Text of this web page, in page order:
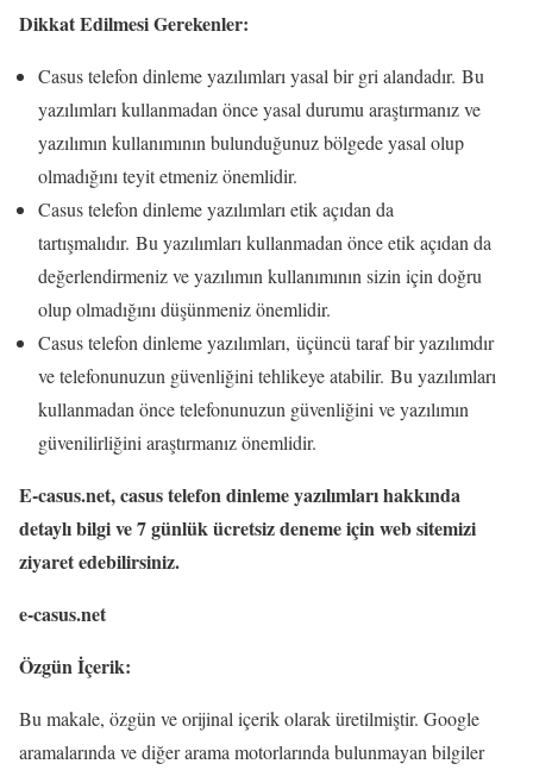
Dikkat Edilmesi Gerekenler:
Casus telefon dinleme yazılımları yasal bir gri alandadır. Bu
yazılımları kullanmadan önce yasal durumu araştırmanız ve
yazılımın kullanımının bulunduğunuz bölgede yasal olup
olmadığını teyit etmeniz önemlidir.
Casus telefon dinleme yazılımları etik açıdan da
tartışmalıdır. Bu yazılımları kullanmadan önce etik açıdan da
değerlendirmeniz ve yazılımın kullanımının sizin için doğru
olup olmadığını düşünmeniz önemlidir.
Casus telefon dinleme yazılımları, üçüncü taraf bir yazılımdır
ve telefonunuzun güvenliğini tehlikeye atabilir. Bu yazılımları
kullanmadan önce telefonunuzun güvenliğini ve yazılımın
güvenilirliğini araştırmanız önemlidir.
E-casus.net, casus telefon dinleme yazılımları hakkında
detaylı bilgi ve 7 günlük ücretsiz deneme için web sitemizi
ziyaret edebilirsiniz.
e-casus.net
Özgün İçerik:
Bu makale, özgün ve orijinal içerik olarak üretilmiştir. Google
aramalarında ve diğer arama motorlarında bulunmayan bilgiler